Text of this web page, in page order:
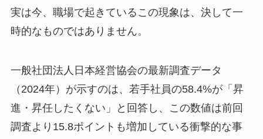
実は今、職場で起きているこの現象は、決して一
時的なものではありません。
一般社団法人日本経営協会の最新調査データ
（2024年）が示すのは、若手社員の58.4%が「昇
進・昇任したくない」と回答し、この数値は前回
調査より15.8ポイントも増加している衝撃的な事